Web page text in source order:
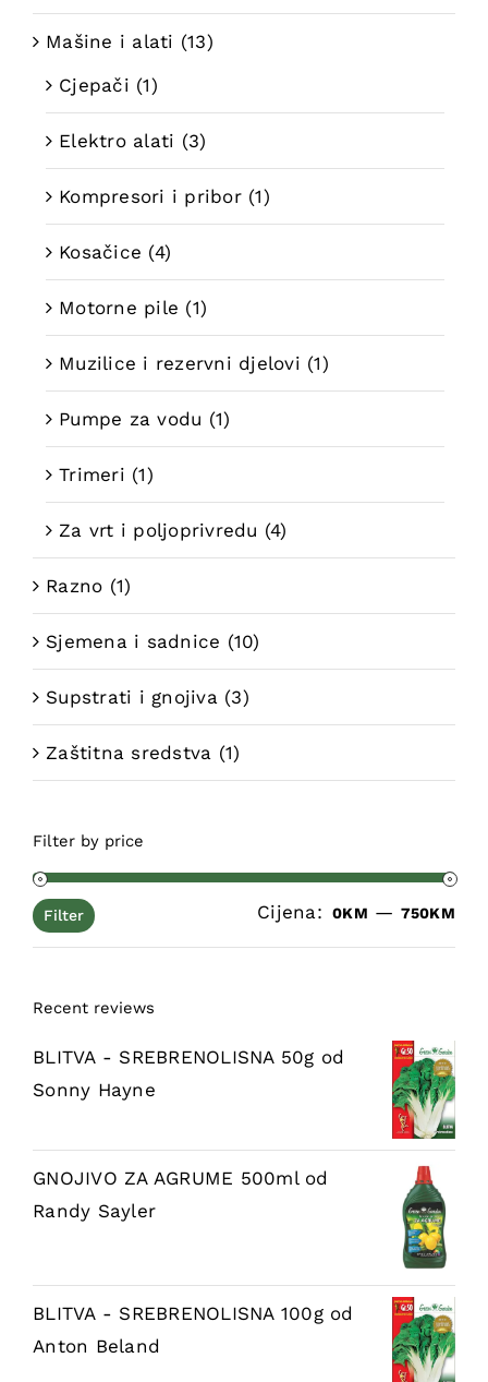
Mašine i alati (13)
Cjepači (1)
Elektro alati (3)
Kompresori i pribor (1)
Kosačice (4)
Motorne pile (1)
Muzilice i rezervni djelovi (1)
Pumpe za vodu (1)
Trimeri (1)
Za vrt i poljoprivredu (4)
Razno (1)
Sjemena i sadnice (10)
Supstrati i gnojiva (3)
Zaštitna sredstva (1)
Filter by price
Filter Cijena: 0KM — 750KM
Recent reviews
BLITVA - SREBRENOLISNA 50g od
Sonny Hayne
GNOJIVO ZA AGRUME 500ml od
Randy Sayler
BLITVA - SREBRENOLISNA 100g od
Anton Beland